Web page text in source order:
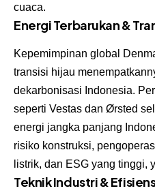
cuaca.
Energi Terbarukan &
Kepemimpinan global
transisi hijau
dekarbonisasi Indonesia.
seperti Vestas dan Ørsted
energi jangka panjang
risiko konstruksi,
listrik, dan ESG yang tinggi,
Teknik Industri &